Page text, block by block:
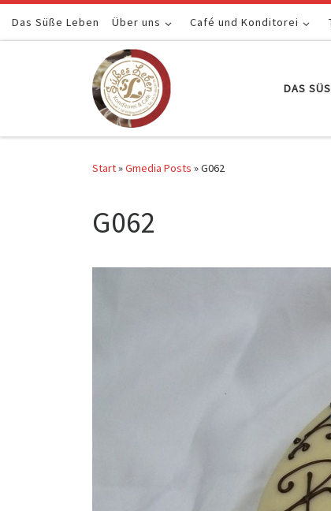
Zum Inhalt springen
Das Süße Leben Über uns Café und Konditorei
DAS
Start»Gmedia Posts »G062
G062